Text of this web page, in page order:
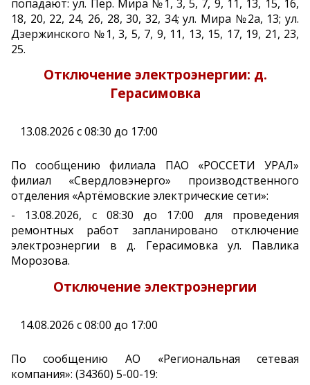
попадают: ул. Пер. Мира №1, 3, 5, 7, 9, 11, 13, 15, 16,
18, 20, 22, 24, 26, 28, 30, 32, 34; ул. Мира №2а, 13; ул.
Дзержинского №1, 3, 5, 7, 9, 11, 13, 15, 17, 19, 21, 23,
25.
Отключение электроэнергии: д.
Герасимовка
13.08.2026 с 08:30 до 17:00
По сообщению филиала ПАО «РОССЕТИ УРАЛ»
филиал «Свердловэнерго» производственного
отделения «Артёмовские электрические сети»:
- 13.08.2026, с 08:30 до 17:00 для проведения
ремонтных работ запланировано отключение
электроэнергии в д. Герасимовка ул. Павлика
Морозова.
Отключение электроэнергии
14.08.2026 с 08:00 до 17:00
По сообщению АО «Региональная сетевая
компания»: (34360) 5-00-19: